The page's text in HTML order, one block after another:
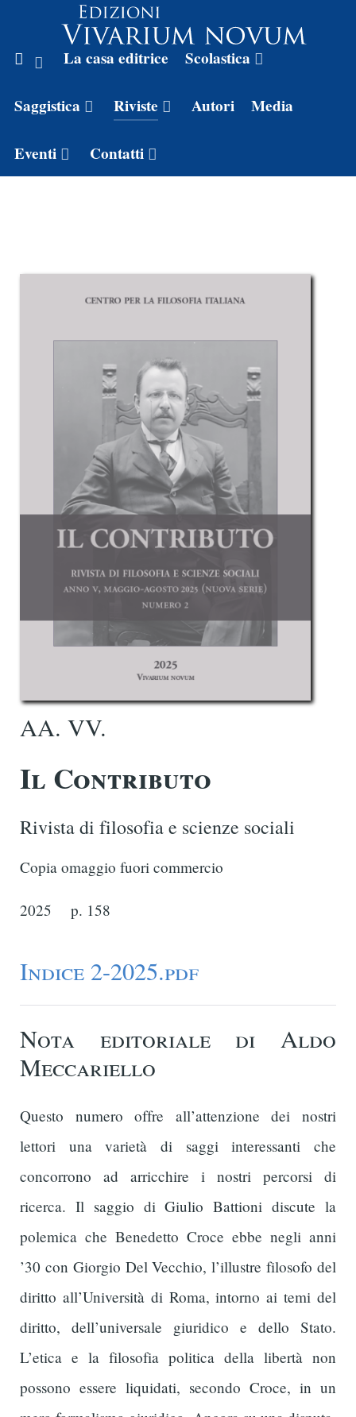
La casa editrice Scolastica
Saggistica Riviste Autori Media
Eventi Contatti
AA. VV.
Il Contributo
Rivista di filosofia e scienze sociali
Copia omaggio fuori commercio
2025 p. 158
Indice 2-2025.pdf
Nota editoriale di Aldo
Meccariello
Questo numero offre all’attenzione dei nostri
lettori una varietà di saggi interessanti che
concorrono ad arricchire i nostri percorsi di
ricerca. Il saggio di Giulio Battioni discute la
polemica che Benedetto Croce ebbe negli anni
’30 con Giorgio Del Vecchio, l’illustre filosofo del
diritto all’Università di Roma, intorno ai temi del
diritto, dell’universale giuridico e dello Stato.
L’etica e la filosofia politica della libertà non
possono essere liquidati, secondo Croce, in un